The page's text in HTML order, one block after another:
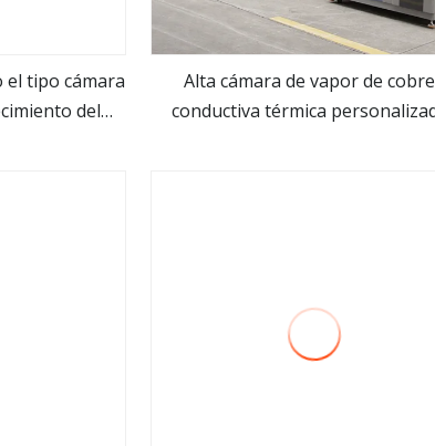
el tipo cámara
del
ver más
Alta cámara de vapor de cobre
conductiva térmica